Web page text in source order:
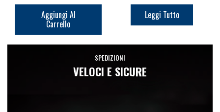
Aggiungi Al
Carrello
Leggi Tutto
SPEDIZIONI
VELOCI E SICURE